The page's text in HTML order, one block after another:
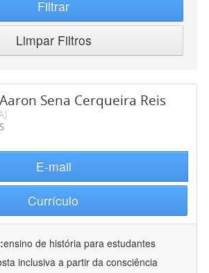
Filtrar
Limpar Filtros
Aaron Sena Cerqueira Reis
E-mail
Currículo
ensino de história para estudantes
inclusiva a partir da consciência